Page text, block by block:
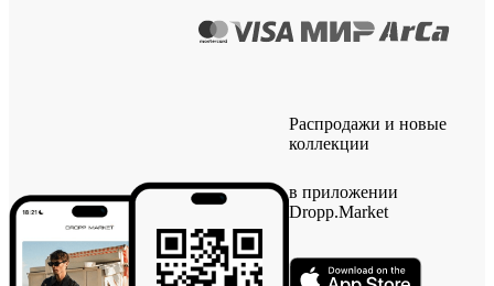
Распродажи и новые
коллекции
в приложении
Dropp.Market